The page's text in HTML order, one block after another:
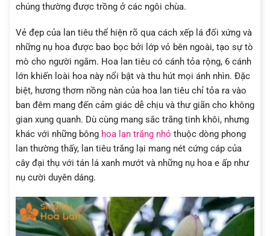
chúng thường được trồng ở các ngôi chùa.
Vẻ đẹp của lan tiêu thể hiện rõ qua cách xếp lá đối xứng và
những nụ hoa được bao bọc bởi lớp vỏ bên ngoài, tạo sự tò
mò cho người ngắm. Hoa lan tiêu có cánh tỏa rộng, 6 cánh
lớn khiến loài hoa này nổi bật và thu hút mọi ánh nhìn. Đặc
biệt, hương thơm nồng nàn của hoa lan tiêu chỉ tỏa ra vào
ban đêm mang đến cảm giác dễ chịu và thư giãn cho không
gian xung quanh. Dù cùng mang sắc trắng tinh khôi, nhưng
khác với những bông hoa lan trắng nhỏ thuộc dòng phong
lan thường thấy, lan tiêu trắng lại mang nét cứng cáp của
cây đại thụ với tán lá xanh mướt và những nụ hoa e ấp như
nụ cười duyên dáng.